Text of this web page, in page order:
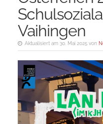
Vaihingen
Aktualisiert am 30. Mai 2025 von